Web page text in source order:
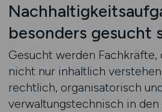
besonders gesucht
Gesucht werden
nicht nur inhaltlich
rechtlich, organisatorisch
verwaltungstechnisch in